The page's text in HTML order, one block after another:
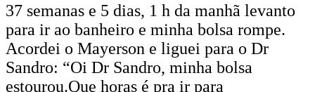
37 semanas e 5 dias, 1 h da manhã levanto
para ir ao banheiro e minha bolsa rompe.
Acordei o Mayerson e liguei para o Dr
Sandro: “Oi Dr Sandro, minha bolsa
estourou.Que horas é pra ir para